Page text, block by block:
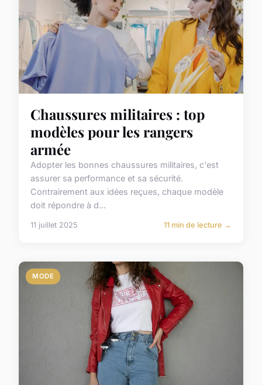
Chaussures militaires : top
modèles pour les rangers
armée
Adopter les bonnes chaussures militaires, c'est
assurer sa performance et sa sécurité.
Contrairement aux idées reçues, chaque modèle
doit répondre à d...
11 juillet 2025 11 min de lecture →
MODE